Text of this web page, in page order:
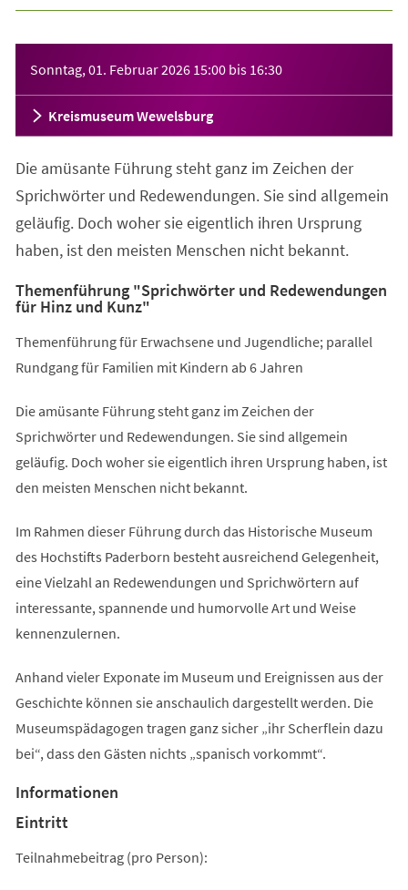
Sonntag, 01. Februar 2026 15:00 bis 16:30
Kreismuseum Wewelsburg
Die amüsante Führung steht ganz im Zeichen der
Sprichwörter und Redewendungen. Sie sind allgemein
geläufig. Doch woher sie eigentlich ihren Ursprung
haben, ist den meisten Menschen nicht bekannt.
Themenführung "Sprichwörter und Redewendungen
für Hinz und Kunz"
Themenführung für Erwachsene und Jugendliche; parallel
Rundgang für Familien mit Kindern ab 6 Jahren
Die amüsante Führung steht ganz im Zeichen der
Sprichwörter und Redewendungen. Sie sind allgemein
geläufig. Doch woher sie eigentlich ihren Ursprung haben, ist
den meisten Menschen nicht bekannt.
Im Rahmen dieser Führung durch das Historische Museum
des Hochstifts Paderborn besteht ausreichend Gelegenheit,
eine Vielzahl an Redewendungen und Sprichwörtern auf
interessante, spannende und humorvolle Art und Weise
kennenzulernen.
Anhand vieler Exponate im Museum und Ereignissen aus der
Geschichte können sie anschaulich dargestellt werden. Die
Museumspädagogen tragen ganz sicher „ihr Scherflein dazu
bei“, dass den Gästen nichts „spanisch vorkommt“.
Informationen
Eintritt
Teilnahmebeitrag (pro Person):